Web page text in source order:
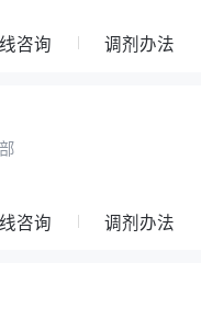
咨询 调剂办法
咨询 调剂办法